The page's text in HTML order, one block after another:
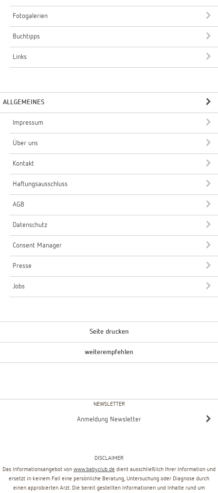
Fotogalerien
Buchtipps
Links
ALLGEMEINES
Impressum
Über uns
Kontakt
Haftungsausschluss
AGB
Datenschutz
Consent Manager
Presse
Jobs
Seite drucken
weiterempfehlen
NEWSLETTER
Anmeldung Newsletter
DISCLAIMER
Das Informationsangebot von www.babyclub.de dient ausschließlich Ihrer Information und
ersetzt in keinem Fall eine persönliche Beratung, Untersuchung oder Diagnose durch
einen approbierten Arzt. Die bereit gestellten Informationen und Inhalte rund um